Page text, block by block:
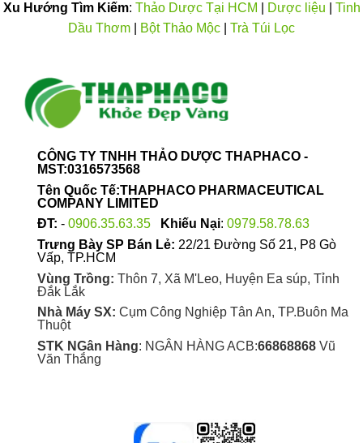
nhiều
biến
tùy
chọn
có
được
chọn
trên
trang
sản
Xu Hướng Tìm Kiếm: Thảo Dược Tại HCM Dược liệu
Tinh
Dầu Thơm
Bột Thảo Mộc Trà Túi Lọc
CÔNG TY TNHH THẢO DƯỢC THAPHACO -
MST:0316573568
Tên Quốc Tế:THAPHACO PHARMACEUTICAL
COMPANY LIMITED
ĐT: - 0906.35.63.35 Khiếu Nại: 0979.58.78.63
Trưng Bày SP Bán Lẻ: 22/21 Đường Số 21, P8 Gò
Vấp, TP.HCM
Vùng Trồng: Thôn 7, Xã M'Leo, Huyện Ea súp, Tỉnh
Đắk Lắk
Nhà Máy SX: Cụm Công Nghiệp Tân An, TP.Buôn Ma
Thuột
STK NGân Hàng: NGÂN HÀNG ACB:66868868Vũ
Văn Thắng